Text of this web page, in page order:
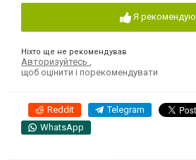
Я рекомендую
Ніхто ще не рекомендував
Авторизуйтесь ,
щоб оцінити і порекомендувати
Reddit Telegram
WhatsApp